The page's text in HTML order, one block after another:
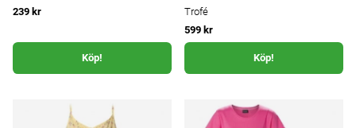
239 kr
Köp!
Trofé
599 kr
Köp!